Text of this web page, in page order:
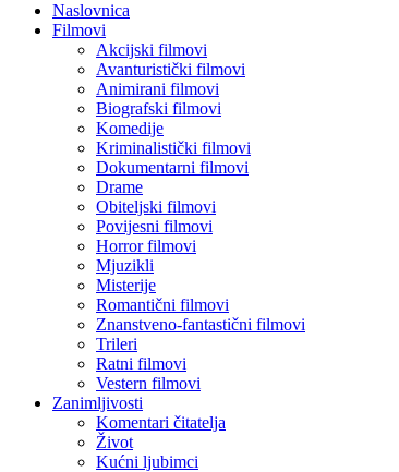
Naslovnica
Filmovi
Akcijski filmovi
Avanturistički filmovi
Animirani filmovi
Biografski filmovi
Komedije
Kriminalistički filmovi
Dokumentarni filmovi
Drame
Obiteljski filmovi
Povijesni filmovi
Horror filmovi
Mjuzikli
Misterije
Romantični filmovi
Znanstveno-fantastični filmovi
Trileri
Ratni filmovi
Vestern filmovi
Zanimljivosti
Komentari čitatelja
Život
Kućni ljubimci